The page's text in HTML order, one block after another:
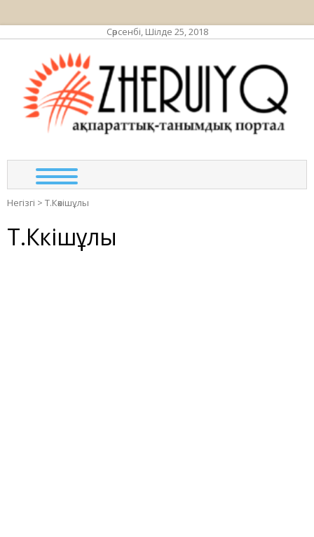
Сәрсенбі, Шілде 25, 2018
Негізгі > Т.Кәкішұлы
Т.Кәкішұлы